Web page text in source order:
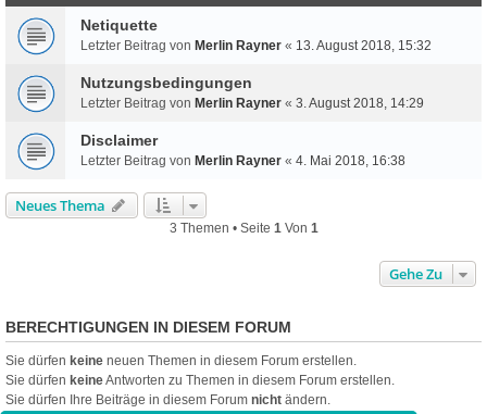
Netiquette
Letzter Beitrag von Merlin Rayner « 13. August 2018, 15:32
Nutzungsbedingungen
Letzter Beitrag von Merlin Rayner « 3. August 2018, 14:29
Disclaimer
Letzter Beitrag von Merlin Rayner « 4. Mai 2018, 16:38
Neues Thema
3 Themen • Seite 1 Von 1
Gehe Zu
BERECHTIGUNGEN IN DIESEM FORUM
Sie dürfen keine neuen Themen in diesem Forum erstellen.
Sie dürfen keineAntworten zu Themen in diesem Forum erstellen.
Sie dürfen Ihre Beiträge in diesem Forum nicht ändern.